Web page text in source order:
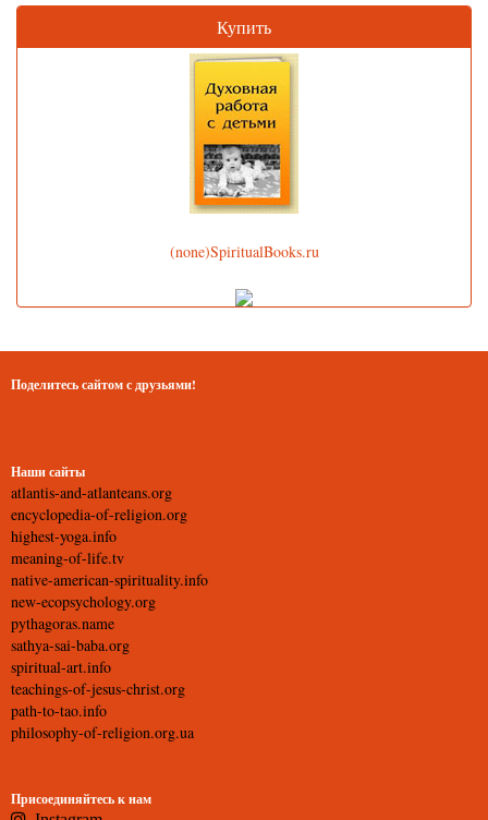
Купить
(none)SpiritualBooks.ru
Поделитесь сайтом с друзьями!
Наши сайты
atlantis-and-atlanteans.org
encyclopedia-of-religion.org
highest-yoga.info
meaning-of-life.tv
native-american-spirituality.info
new-ecopsychology.org
pythagoras.name
sathya-sai-baba.org
spiritual-art.info
teachings-of-jesus-christ.org
path-to-tao.info
philosophy-of-religion.org.ua
Присоединяйтесь к нам